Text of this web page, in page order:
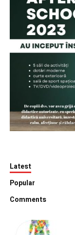
Latest
Popular
Comments